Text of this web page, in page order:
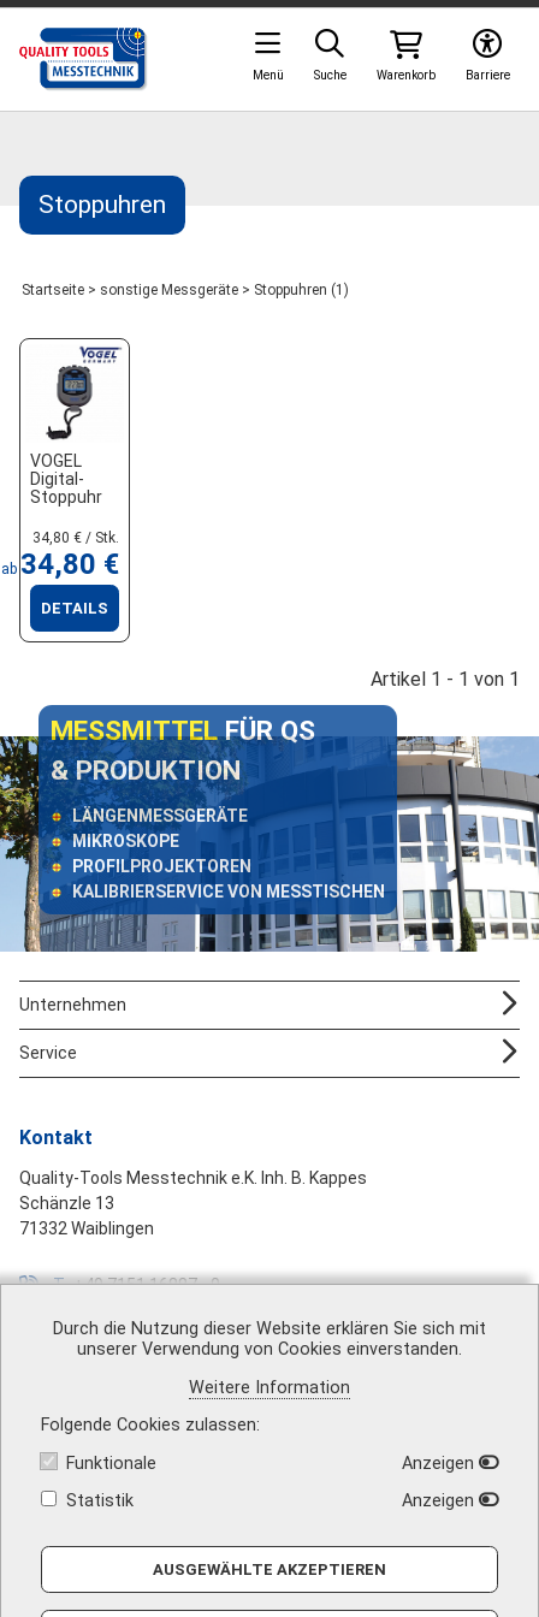
Durch die Nutzung dieser Website erklären Sie sich mit
unserer Verwendung von Cookies einverstanden.
Weitere Information
Folgende Cookies zulassen
Funktionale
Anzeigen
Statistik
Anzeigen
AUSGEWÄHLTE AKZEPTIEREN
Stoppuhren
Startseite > sonstige Messgeräte > Stoppuhren (1)
VOGEL
Digital-
Stoppuhr
34,80 € / Stk.
ab 34,80 €
DETAILS
Artikel 1 - 1 von 1
MESSMITTELFÜR QS
& PRODUKTION
LÄNGENMESSGERÄTE
MIKROSKOPE
PROFILPROJEKTOREN
KALIBRIERSERVICE VON MESSTISCHEN
Kontakt
Quality-Tools Messtechnik e.K. Inh. B. Kappes
Schänzle 13
71332 Waiblingen
T +49 7151 16887 - 0
F
+49 7151 16887 - 99
mail@quality-tools.de
Unternehmen
Service
Über uns Barrierefreiheit
Vertrag widerrufen
Kontakt
Barriere
Warenkorb
Suche
Menü